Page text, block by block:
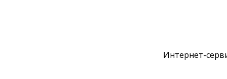
Интернет-